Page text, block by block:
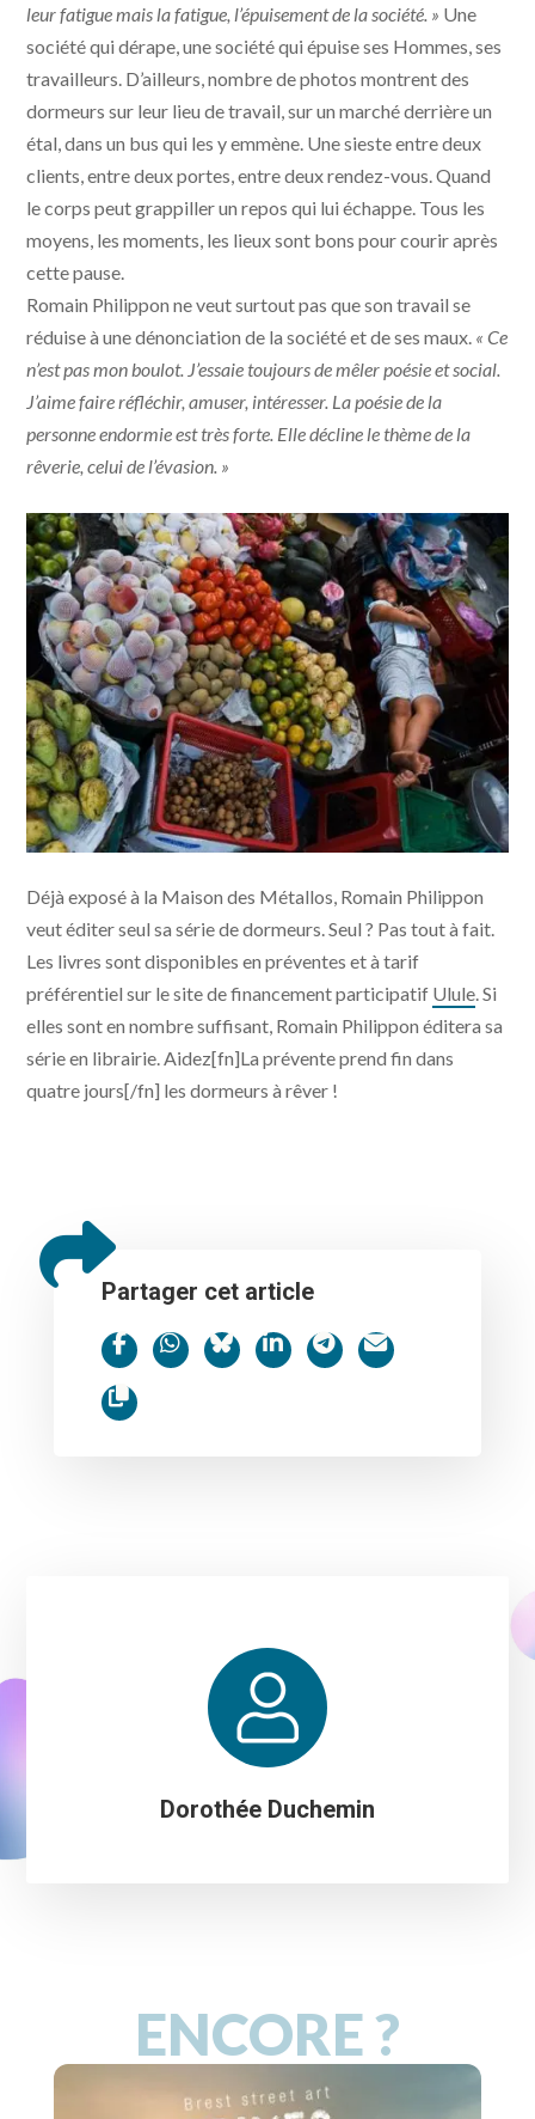
leur fatigue mais la fatigue, l’épuisement de la société. » Une
société qui dérape, une société qui épuise ses Hommes, ses
travailleurs. D’ailleurs, nombre de photos montrent des
dormeurs sur leur lieu de travail, sur un marché derrière un
étal, dans un bus qui les y emmène. Une sieste entre deux
clients, entre deux portes, entre deux rendez-vous. Quand
le corps peut grappiller un repos qui lui échappe. Tous les
moyens, les moments, les lieux sont bons pour courir après
cette pause.
Romain Philippon ne veut surtout pas que son travail se
réduise à une dénonciation de la société et de ses maux. « Ce
n’est pas mon boulot. J’essaie toujours de mêler poésie et social.
J’aime faire réfléchir, amuser, intéresser. La poésie de la
personne endormie est très forte. Elle décline le thème de la
rêverie, celui de l’évasion. »
Déjà exposé à la Maison des Métallos, Romain Philippon
veut éditer seul sa série de dormeurs. Seul ? Pas tout à fait.
Les livres sont disponibles en préventes et à tarif
préférentiel sur le site de financement participatif Ulule. Si
elles sont en nombre suffisant, Romain Philippon éditera sa
série en librairie. Aidez[fn]La prévente prend fin dans
quatre jours[/fn] les dormeurs à rêver !
Partager cet article
Dorothée Duchemin
ENCORE ?